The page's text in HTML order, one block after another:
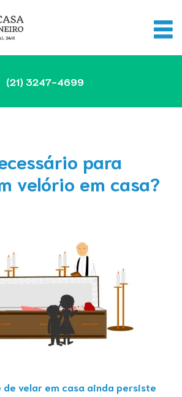
(21)3247-4699
para
velório em casa?
de velar em casa ainda persiste